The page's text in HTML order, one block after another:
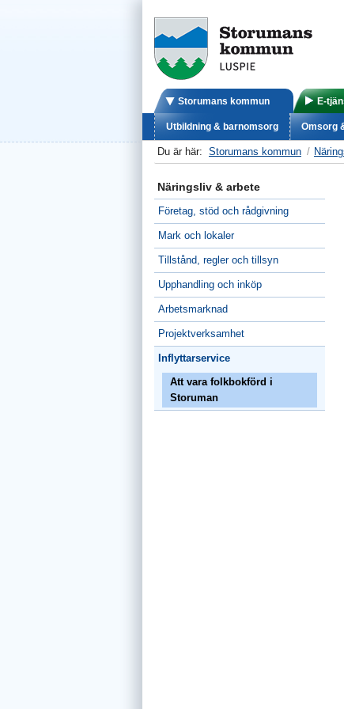
Storumans kommun E-
Utbildning & barnomsorg Omsorg
Du är här: Storumans kommun
Näringsliv & arbete
Företag, stöd och rådgivning
Mark och lokaler
Tillstånd, regler och tillsyn
Upphandling och inköp
Arbetsmarknad
Projektverksamhet
Inflyttarservice
Att vara folkbokförd i
Storuman